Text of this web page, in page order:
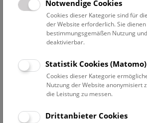
Datumsfilter
14.12.2019
Datum auswählen
Erweiterte Suche
Filter zurücksetzen
Notwendige Cookies
Cookies dieser Kategorie sind für
der Website erforderlich. Sie
bestimmungsgemäßen Nutzung
deaktivierbar.
Statistik Cookies (Matomo)
Cookies dieser Kategorie
Nutzung der Website anonymisiert
die Leistung zu messen.
Drittanbieter Cookies